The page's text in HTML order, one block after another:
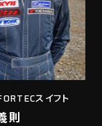
スイフト
則